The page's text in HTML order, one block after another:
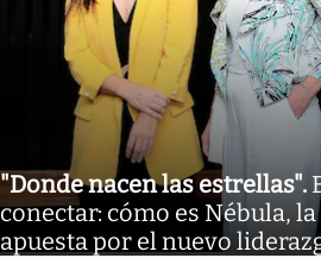
"Donde nacen las estrellas".
conectar: cómo es Nébula,
apuesta por el nuevo